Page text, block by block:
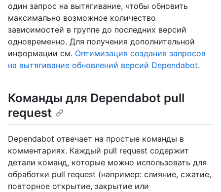
один запрос на вытягивание, чтобы обновить
максимально возможное количество
зависимостей в группе до последних версий
одновременно. Для получения дополнительной
информации см. Оптимизация создания запросов
на вытягивание обновлений версий Dependabot.
Команды для Dependabot pull
request
Dependabot отвечает на простые команды в
комментариях. Каждый pull request содержит
детали команд, которые можно использовать для
обработки pull request (например: слияние, сжатие,
повторное открытие, закрытие или